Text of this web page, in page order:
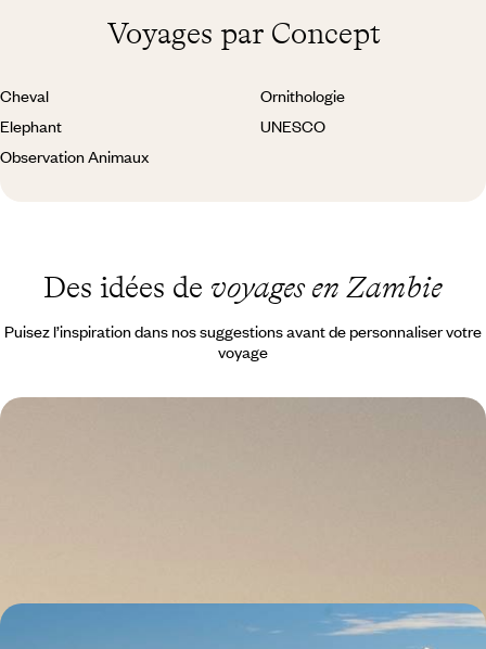
Voyages par Concept
Cheval
Elephant
Observation Animaux
Ornithologie
UNESCO
Des idées de voyages en Zambie
Puisez l’inspiration dans nos suggestions avant de personnaliser votre
voyage
De la Zambie au lac Malawi - Chutes Victoria, safari